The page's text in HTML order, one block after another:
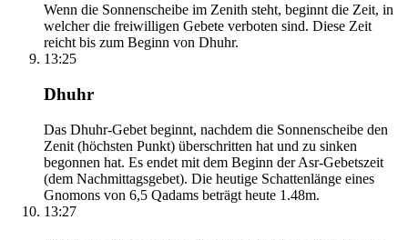
Wenn die Sonnenscheibe im Zenith steht, beginnt die Zeit, in
welcher die freiwilligen Gebete verboten sind. Diese Zeit
reicht bis zum Beginn von Dhuhr.
13:25
Dhuhr
Das Dhuhr-Gebet beginnt, nachdem die Sonnenscheibe den
Zenit (höchsten Punkt) überschritten hat und zu sinken
begonnen hat. Es endet mit dem Beginn der Asr-Gebetszeit
(dem Nachmittagsgebet). Die heutige Schattenlänge eines
Gnomons von 6,5 Qadams beträgt heute 1.48m.
13:27